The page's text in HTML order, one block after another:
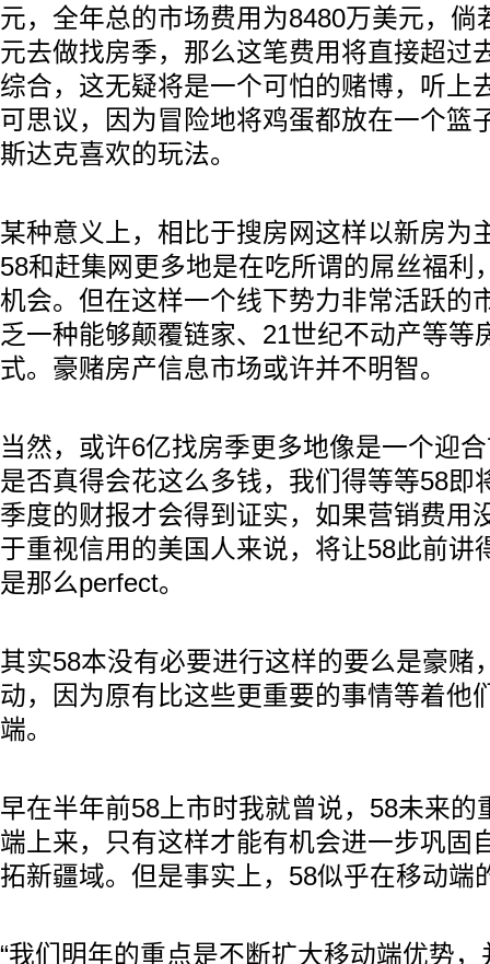
元，全年总的市场费用为8480万美元，倘
元去做找房季，那么这笔费用将直接超过
综合，这无疑将是一个可怕的赌博，听上
可思议，因为冒险地将鸡蛋都放在一个篮
斯达克喜欢的玩法。
某种意义上，相比于搜房网这样以新房为
58和赶集网更多地是在吃所谓的屌丝福利
机会。但在这样一个线下势力非常活跃的
乏一种能够颠覆链家、21世纪不动产等等
式。豪赌房产信息市场或许并不明智。
当然，或许6亿找房季更多地像是一个迎
是否真得会花这么多钱，我们得等等58即
季度的财报才会得到证实，如果营销费用
于重视信用的美国人来说，将让58此前讲
是那么perfect。
其实58本没有必要进行这样的要么是豪赌
动，因为原有比这些更重要的事情等着他
端。
早在半年前58上市时我就曾说，58未来的
端上来，只有这样才能有机会进一步巩固
拓新疆域。但是事实上，58似乎在移动端
“我们明年的重点是不断扩大移动端优势